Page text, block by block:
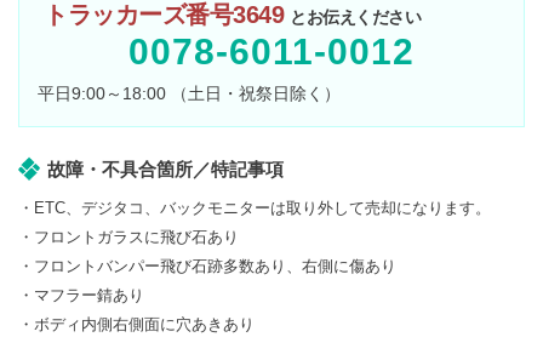
トラッカーズ番号3649 とお伝えください
0078-6011-0012
平日9:00～18:00 （土日・祝祭日除く）
故障・不具合箇所／特記事項
・ETC、デジタコ、バックモニターは取り外して売却になります。
・フロントガラスに飛び石あり
・フロントバンパー飛び石跡多数あり、右側に傷あり
・マフラー錆あり
・ボディ内側右側面に穴あきあり